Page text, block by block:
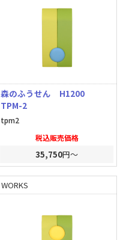
森のふうせん H1200
TPM-2
tpm2
税込販売価格
35,750円～
WORKS